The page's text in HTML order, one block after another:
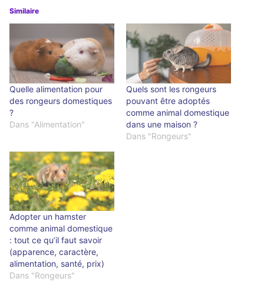
Similaire
Quelle alimentation pour
des rongeurs domestiques
?
Dans "Alimentation"
Quels sont les rongeurs
pouvant être adoptés
comme animal domestique
dans une maison ?
Dans "Rongeurs"
Adopter un hamster
comme animal domestique
: tout ce qu’il faut savoir
(apparence, caractère,
alimentation, santé, prix)
Dans "Rongeurs"